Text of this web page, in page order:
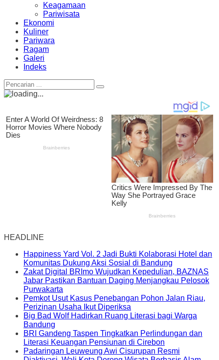
Keagamaan
Pariwisata
Ekonomi
Kuliner
Pariwara
Ragam
Galeri
Indeks
HEADLINE
Happiness Yard Vol. 2 Jadi Bukti Kolaborasi Hotel dan
Komunitas Dukung Aksi Sosial di Bandung
Zakat Digital BRImo Wujudkan Kepedulian, BAZNAS
Jabar Pastikan Bantuan Daging Menjangkau Pelosok
Purwakarta
Pemkot Usut Kasus Penebangan Pohon Jalan Riau,
Perizinan Usaha Ikut Diperiksa
Big Bad Wolf Hadirkan Ruang Literasi bagi Warga
Bandung
BRI Gandeng Taspen Tingkatkan Perlindungan dan
Literasi Keuangan Pensiunan di Cirebon
Padaringan Leuweung Awi Cisurupan Resmi